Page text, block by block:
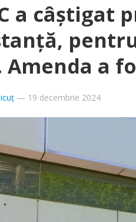
a câștigat
Amenda a
— 19 decembrie 2024